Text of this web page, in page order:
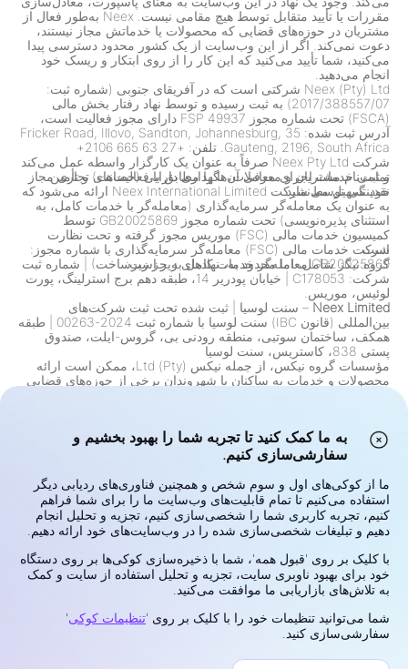
مقررات یا تأیید متقابل توسط هیچ مقامی نیست. Neex به‌طور فعال از
مشتریان در حوزه‌های قضایی که محصولات یا خدماتش مجاز نیستند،
دعوت نمی‌کند. اگر از این وب‌سایت از یک کشور محدود دسترسی پیدا
می‌کنید، شما تأیید می‌کنید که این کار را از روی ابتکار و ریسک خود
انجام می‌دهید.
Neex (Pty) Ltd شرکتی است که در آفریقای جنوبی (شماره ثبت:
2017/388557/07) به ثبت رسیده و توسط نهاد رفتار بخش مالی
(FSCA) تحت شماره مجوز FSP 49937 دارای مجوز فعالیت است،
آدرس ثبت شده: 35 Fricker Road, Illovo, Sandton, Johannesburg,
Gauteng, 2196, South Africa. تلفن: +27 63 665 2106+
شرکت Neex Pty Ltd صرفاً به عنوان یک کارگزار واسطه عمل می‌کند
و ثبت‌نام مشتریان و معرفی آن‌ها را مطابق با فعالیت‌های تجاری مجاز
خود تسهیل می‌نماید.
تمامی خدمات اجرای معاملات، نگهداری دارایی (حضانت) و تأمین
نقدینگی توسط شرکت Neex International Limited ارائه می‌شود که
به عنوان یک معامله‌گر سرمایه‌گذاری (معامله‌گر با خدمات کامل، به
استثنای پذیره‌نویسی) تحت شماره مجوز GB20025869 توسط
کمیسیون خدمات مالی (FSC) موریس مجوز گرفته و تحت نظارت
است.
گروه نیگز شامل، اما محدود به، نهادهای زیر است:
شرکت خدمات مالی (FSC) معامله‌گر سرمایه‌گذاری با شماره مجوز:
GB20025869 معامله‌گر خدمات کامل به جز زیرساخت) | شماره ثبت
شرکت: C178053 | خیابان پودریر 14، طبقه دهم برج استرلینگ، پورت
لوئیس، موریس.
Neex Limited – سنت لوسیا
ثبت شده تحت ثبت شرکت‌های
بین‌المللی (قانون IBC) سنت لوسیا با شماره ثبت 2024-00263
طبقه
همکف، ساختمان سوتبی، منطقه رودنی بی، گروس-ایلت، صندوق
پستی 838، کاستریس، سنت لوسیا
مؤسسات گروه نیكس، از جمله نیكس (Pty) Ltd، ممکن است ارائه
محصولات و خدمات به ساکنان یا شهروندان برخی از حوزه‌های قضایی
یا مقررات ممنوع است. گروه به طور مداوم محدودیت‌های خود را بر
اساس تغییرات نظارتی بررسی و به‌روزرسانی می‌کند.
هشدار ریسک:
(فارکس) محصولات اهرمی هستند و ریسک بالایی از دست دادن سریع
سرمایه را تحمل می‌کنند. معامله این ابزارها ممکن است برای همه
سرمایه‌گذاران مناسب نباشد. پتانسیل سود یا زیان شما به طور مستقیم
به نوسانات قیمت بازار مرتبط است. قبل از معامله، اهداف
سرمایه‌گذاری، سطح تجربه، وضعیت مالی و تحمل ریسک خود را به
دقت در نظر بگیرید. اگر در مورد ریسک‌ها یا شرایط معامله مطمئن
نیستید، مشاوره مستقل از یک مشاور مالی معتبر دریافت کنید. با
وجوهی که نمی‌توانید از دست بدهید، معامله نکنید.
حریم خصوصی و امنیت
شرایط استفاده
سیاست کوکی‌ها
به ما کمک کنید تا تجربه شما را بهبود بخشیم و
سفارشی‌سازی کنیم.
ما از کوکی‌های اول و سوم شخص و همچنین فناوری‌های ردیابی دیگر
استفاده می‌کنیم تا تمام قابلیت‌های وب‌سایت ما را برای شما فراهم
کنیم، تجربه کاربری شما را شخصی‌سازی کنیم، تجزیه و تحلیل انجام
دهیم و تبلیغات شخصی‌سازی شده را در وب‌سایت‌های خود ارائه دهیم.
با کلیک بر روی 'قبول همه'، شما با ذخیره‌سازی کوکی‌ها بر روی دستگاه
خود برای بهبود ناوبری سایت، تجزیه و تحلیل استفاده از سایت و کمک
به تلاش‌های بازاریابی ما موافقت می‌کنید.
شما می‌توانید تنظیمات خود را با کلیک بر روی 'تنظیمات کوکی'
سفارشی‌سازی کنید.